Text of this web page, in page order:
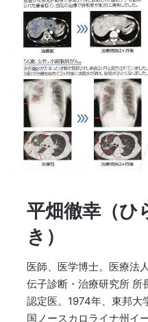
平畑徹幸（ひ
き）
医師、医学博士。医療法
伝子診断・治療研究所 所
認定医。1974年、東邦大
国ノースカロライナ州